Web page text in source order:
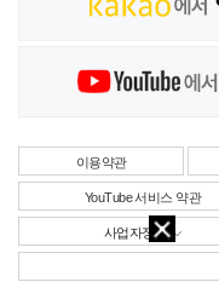
이용약관
YouTube 서비스 약관
사업자정보